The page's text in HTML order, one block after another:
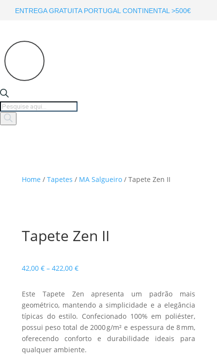
ENTREGA GRATUITA PORTUGAL CONTINENTAL >500€
Products
search
Home / Tapetes / MA Salgueiro/ Tapete Zen II
Tapete Zen II
42,00 € – 422,00 €Price
through
422,00 €
Este Tapete Zen apresenta um padrão mais
geométrico, mantendo a simplicidade e a elegância
típicas do estilo. Confecionado 100% em poliéster,
possui peso total de 2000 g/m² e espessura de 8 mm,
oferecendo conforto e durabilidade ideais para
qualquer ambiente.